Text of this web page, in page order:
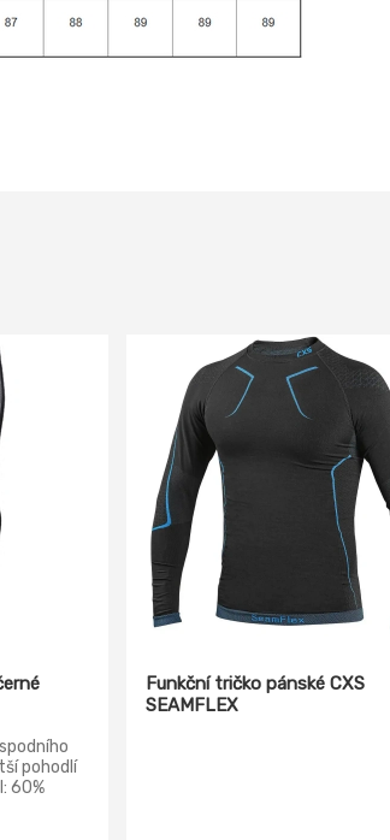
pohodlí
60%
Funkční tričko pánské CXS
SEAMFLEX